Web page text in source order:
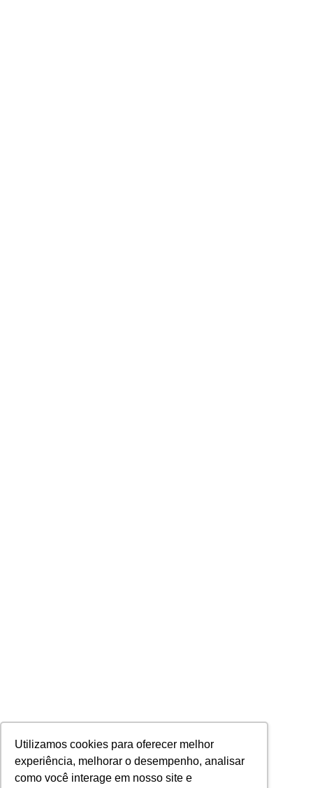
Utilizamos cookies para oferecer melhor
experiência, melhorar o desempenho, analisar
como você interage em nosso site e